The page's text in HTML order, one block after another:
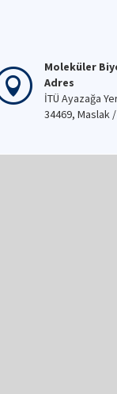
Moleküler
Adres
İTÜ Ayazağa
34469, Maslak